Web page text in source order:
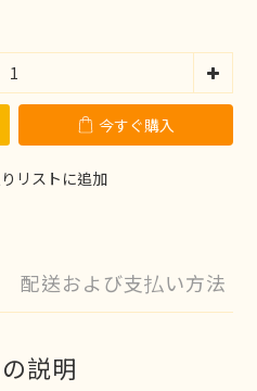
今すぐ購入
リストに追加
配送および支払い方法
説明